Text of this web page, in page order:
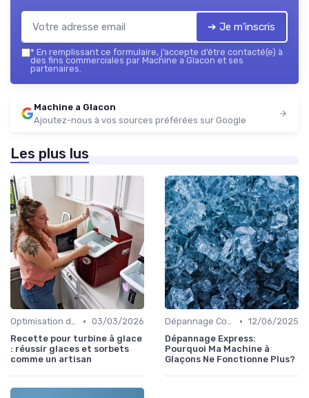
➔ Je m'inscris
* En remplissant ce formulaire, j’accepte d’être contacté(e) à
des fins commerciales par Machine a Glacon et ses
partenaires.
Machine a Glacon
Ajoutez-nous à vos sources préférées sur Google
Les plus lus
Optimisation de Production • 03/03/2026
Recette pour turbine à glace
: réussir glaces et sorbets
comme un artisan
Dépannage Courant • 12/06/2025
Dépannage Express:
Pourquoi Ma Machine à
Glaçons Ne Fonctionne Plus?